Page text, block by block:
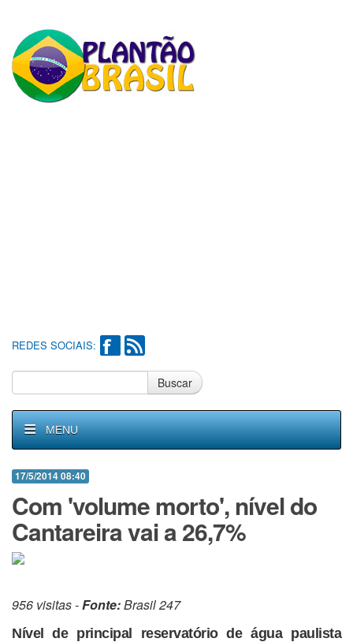
REDES SOCIAIS:
Buscar
MENU
17/5/2014 08:40
Com 'volume morto', nível do
Cantareira vai a 26,7%
956 visitas -Fonte:Brasil 247
Nível de principal reservatório de água paulista